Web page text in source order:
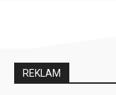
REKLAM